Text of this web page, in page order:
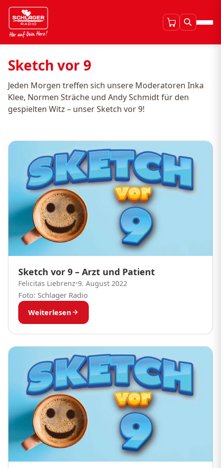
Sketch vor 9
Jeden Morgen treffen sich unsere Moderatoren Inka
Klee, Normen Sträche und Andy Schmidt für den
gespielten Witz – unser Sketch vor 9!
Sketch vor 9 – Arzt und Patient
Felicitas Liebrenz•9. August 2022
Foto: Schlager Radio
Weiterlesen